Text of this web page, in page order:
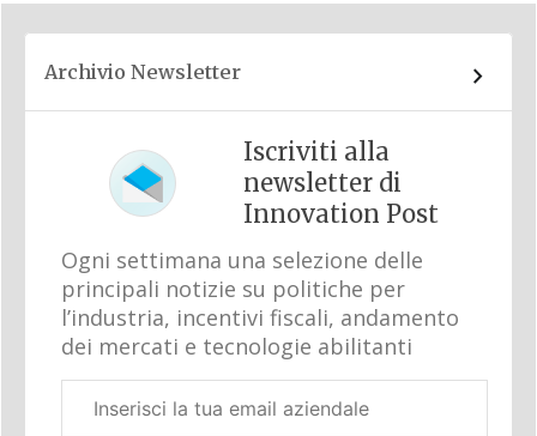
Archivio Newsletter
Iscriviti alla
newsletter di
Innovation Post
Ogni settimana una selezione delle
principali notizie su politiche per
l’industria, incentivi fiscali, andamento
dei mercati e tecnologie abilitanti
aziendale